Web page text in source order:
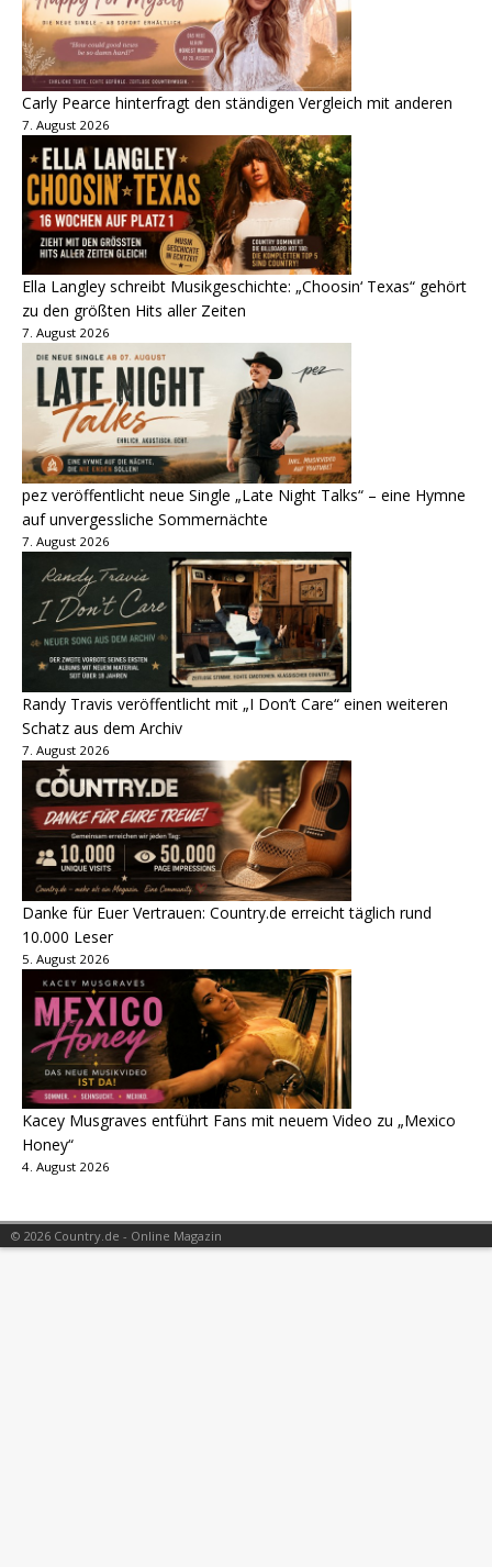
Carly Pearce hinterfragt den ständigen Vergleich mit anderen
7. August 2026
Ella Langley schreibt Musikgeschichte: „Choosin‘ Texas“ gehört
zu den größten Hits aller Zeiten
7. August 2026
pez veröffentlicht neue Single „Late Night Talks“ – eine Hymne
auf unvergessliche Sommernächte
7. August 2026
Randy Travis veröffentlicht mit „I Don’t Care“ einen weiteren
Schatz aus dem Archiv
7. August 2026
Danke für Euer Vertrauen: Country.de erreicht täglich rund
10.000 Leser
5. August 2026
Kacey Musgraves entführt Fans mit neuem Video zu „Mexico
Honey“
4. August 2026
© 2026 Country.de - Online Magazin